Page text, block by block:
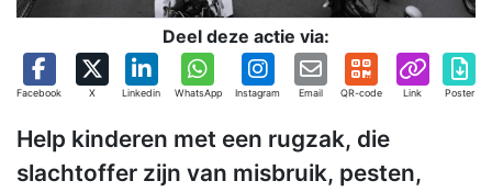
Deel deze actie via:
Facebook X Linkedin WhatsApp Instagram Email QR-code Link Poster
Help kinderen met een rugzak, die
slachtoffer zijn van misbruik, pesten,